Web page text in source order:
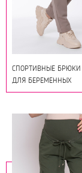
СПОРТИВНЫЕ БРЮКИ
ДЛЯ БЕРЕМЕННЫХ
16163 КОРИЧНЕВЫЙ